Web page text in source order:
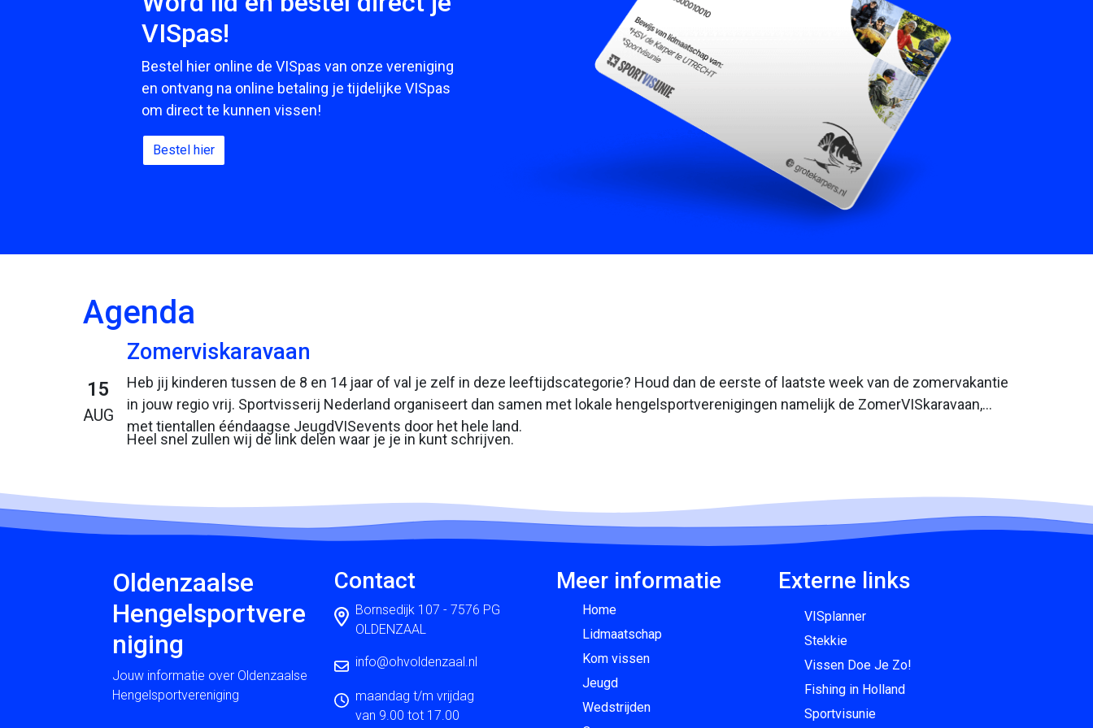
VISpas!
Bestel hier online de VISpas van onze vereniging
en ontvang na online betaling je tijdelijke VISpas
om direct te kunnen vissen!
Bestel hier
Agenda
15
AUG
Zomerviskaravaan
Heb jij kinderen tussen de 8 en 14 jaar of val je zelf in deze leeftijdscategorie? Houd dan de eerste of laatste week van de zomervakantie
in jouw regio vrij. Sportvisserij Nederland organiseert dan samen met lokale hengelsportverenigingen namelijk de ZomerVISkaravaan,
met tientallen ééndaagse JeugdVISevents door het hele land.
Heel snel zullen wij de link delen waar je je in kunt schrijven.
Oldenzaalse
Hengelsportvere
niging
Jouw informatie over Oldenzaalse
Hengelsportvereniging
Contact
Bornsedijk 107 - 7576 PG
OLDENZAAL
info@ohvoldenzaal.nl
maandag t/m vrijdag
van 9.00 tot 17.00
Meer informatie
Home
Lidmaatschap
Kom vissen
Jeugd
Wedstrijden
Externe links
VISplanner
Stekkie
Vissen Doe Je Zo!
Fishing in Holland
Sportvisunie